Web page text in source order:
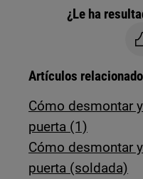
¿Le ha
Artículos
Cómo desmontar
puerta (1)
Cómo desmontar
puerta (soldada)